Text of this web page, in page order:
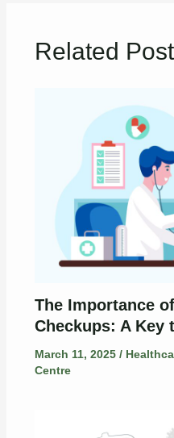
Related
The Importance
Checkups: A Key
March 11, 2025 /
Centre